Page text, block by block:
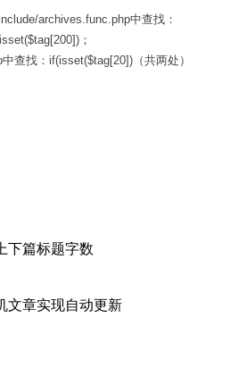
archives.func.php中查找：
；
查找：if(isset($tag[20])（共两处）
下篇标题字数
文章实现自动更新